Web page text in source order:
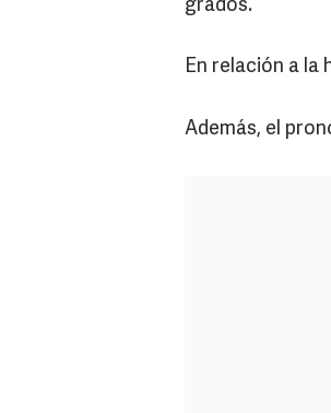
grados.
En relación a la
Además, el